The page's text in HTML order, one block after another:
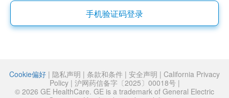
手机验证码登录
Cookie偏好 | 隐私声明 | 条款和条件 | 安全声明 | California Privacy
Policy| 沪网药信备字〔2025〕00018号|
© 2026 GE HealthCare. GE is a trademark of General Electric